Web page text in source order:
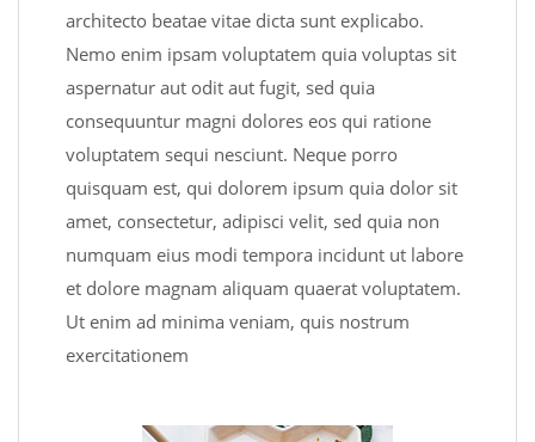
architecto beatae vitae dicta sunt explicabo.
Nemo enim ipsam voluptatem quia voluptas sit
aspernatur aut odit aut fugit, sed quia
consequuntur magni dolores eos qui ratione
voluptatem sequi nesciunt. Neque porro
quisquam est, qui dolorem ipsum quia dolor sit
amet, consectetur, adipisci velit, sed quia non
numquam eius modi tempora incidunt ut labore
et dolore magnam aliquam quaerat voluptatem.
Ut enim ad minima veniam, quis nostrum
exercitationem